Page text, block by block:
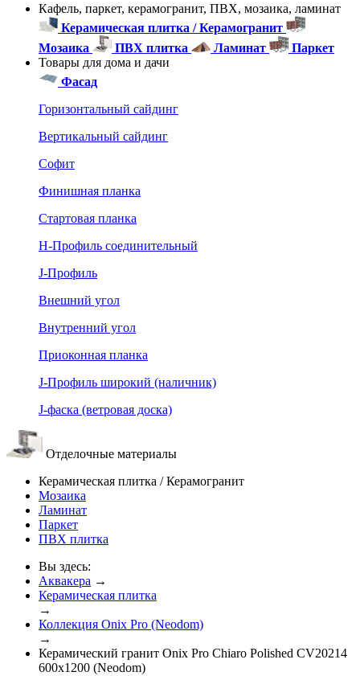
Кафель, паркет, керамогранит, ПВХ, мозаика, ламинат
Керамическая плитка / Керамогранит
Мозаика
ПВХ плитка Ламинат
Паркет
Товары для дома и дачи
Фасад
Горизонтальный сайдинг
Вертикальный сайдинг
Софит
Финишная планка
Стартовая планка
Н-Профиль соединительный
J-Профиль
Внешний угол
Внутренний угол
Приоконная планка
J-Профиль широкий (наличник)
J-фаска (ветровая доска)
Отделочные материалы
Керамическая плитка / Керамогранит
Мозаика
Ламинат
Паркет
ПВХ плитка
Вы здесь:
Аквакера →
Керамическая плитка
→
Коллекция Onix Pro (Neodom)
→
Керамический гранит Onix Pro Chiaro Polished CV20214
600x1200 (Neodom)